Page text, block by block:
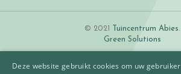
© 2021 Tuincentrum Abies.
Green Solutions
Deze website gebruikt cookies om uw